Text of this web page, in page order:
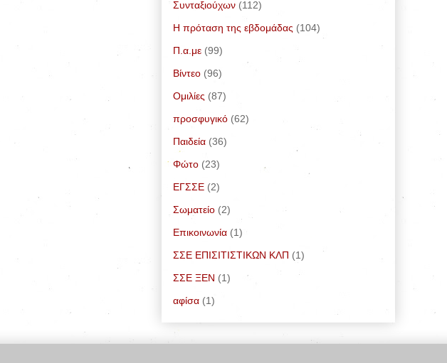
Συνταξιούχων (112)
Η πρόταση της εβδομάδας (104)
Π.α.με (99)
Bίντεο (96)
Ομιλίες (87)
προσφυγικό (62)
Παιδεία (36)
Φώτο (23)
ΕΓΣΣΕ (2)
Σωματείο (2)
Επικοινωνία (1)
ΣΣΕ ΕΠΙΣΙΤΙΣΤΙΚΩΝ ΚΛΠ (1)
ΣΣΕ ΞΕΝ (1)
αφίσα (1)